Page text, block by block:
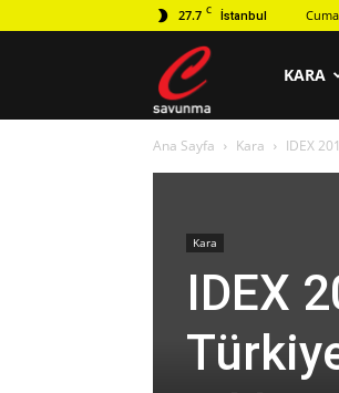
27.7 C İstanbul
KARA
Ana Sayfa Kara IDEX
Kara
IDEX